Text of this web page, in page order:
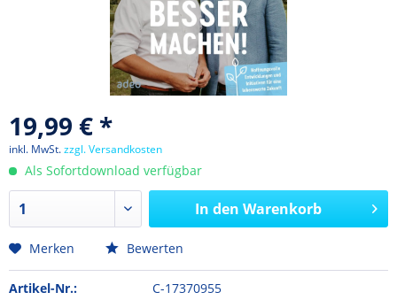
19,99 € *
inkl. MwSt.zzgl. Versandkosten
Als Sofortdownload verfügbar
In den Warenkorb
Merken Bewerten
Artikel-Nr.:
C-17370955